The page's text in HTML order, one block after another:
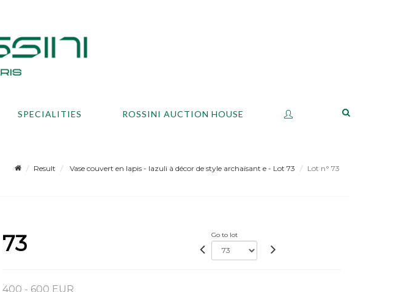
SPECIALITIES ROSSINI AUCTION HOUSE
Result Vase couvert en lapis - lazuli à décor de style archaïsant e - Lot 73 Lot n° 73
73 Go to lot
400 - 600 EUR